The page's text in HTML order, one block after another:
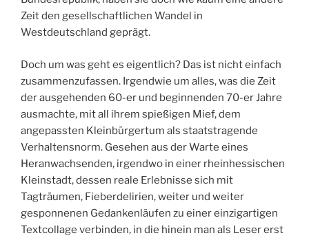
Zeit den gesellschaftlichen Wandel in
Westdeutschland geprägt.
Doch um was geht es eigentlich? Das ist nicht einfach
zusammenzufassen. Irgendwie um alles, was die Zeit
der ausgehenden 60-er und beginnenden 70-er Jahre
ausmachte, mit all ihrem spießigen Mief, dem
angepassten Kleinbürgertum als staatstragende
Verhaltensnorm. Gesehen aus der Warte eines
Heranwachsenden, irgendwo in einer rheinhessischen
Kleinstadt, dessen reale Erlebnisse sich mit
Tagträumen, Fieberdelirien, weiter und weiter
gesponnenen Gedankenläufen zu einer einzigartigen
Textcollage verbinden, in die hinein man als Leser erst